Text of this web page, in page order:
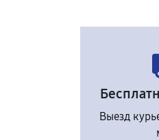
Выезд